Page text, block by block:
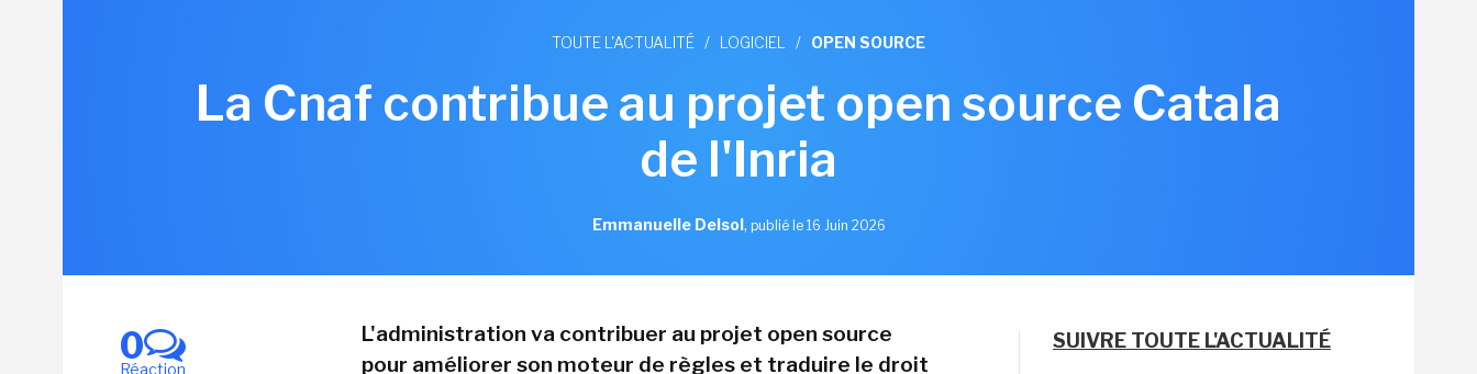
TOUTE L'ACTUALITÉ / LOGICIEL / OPEN SOURCE
La Cnaf contribue au projet open source Catala
de l'Inria
Emmanuelle Delsol, publié le 16 Juin 2026
0
Réaction
L'administration va contribuer au projet open source
pour améliorer son moteur de règles et traduire le droit
SUIVRE TOUTE L'ACTUALITÉ